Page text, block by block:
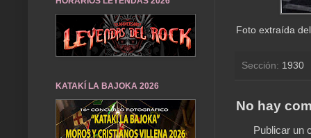
Foto extraída
Sección: 1930
No hay
Publicar un
KATAKÍ LA BAJOKA 2026